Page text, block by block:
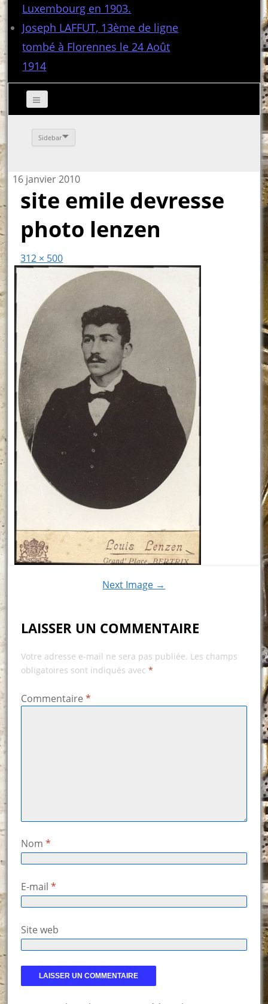
Luxembourg en 1903.
Joseph LAFFUT, 13ème de ligne
tombé à Florennes le 24 Août
1914
Sidebar
16 janvier 2010
site emile devresse
photo lenzen
312 × 500
Next Image →
LAISSER UN COMMENTAIRE
Votre adresse e-mail ne sera pas publiée. Les champs
obligatoires sont indiqués avec *
Commentaire *
Nom *
E-mail *
Site web